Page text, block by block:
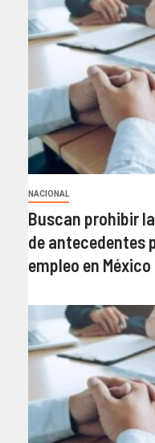
NACIONAL
Buscan prohibir
de antecedentes
empleo en México